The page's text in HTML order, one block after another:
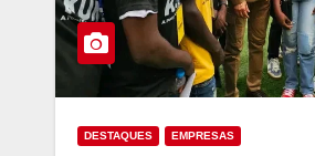
DESTAQUES EMPRESAS